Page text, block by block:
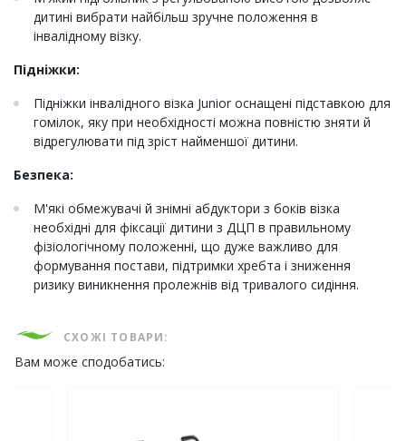
дитині вибрати найбільш зручне положення в
інвалідному візку.
Підніжки:
Підніжки інвалідного візка Junior оснащені підставкою для
гомілок, яку при необхідності можна повністю зняти й
відрегулювати під зріст найменшої дитини.
Безпека:
М'які обмежувачі й знімні абдуктори з боків візка
необхідні для фіксації дитини з ДЦП в правильному
фізіологічному положенні, що дуже важливо для
формування постави, підтримки хребта і зниження
ризику виникнення пролежнів від тривалого сидіння.
СХОЖІ ТОВАРИ:
Вам може сподобатись: